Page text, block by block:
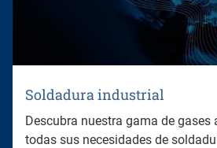
Soldadura industrial
Descubra nuestra gama de gases
todas sus necesidades de